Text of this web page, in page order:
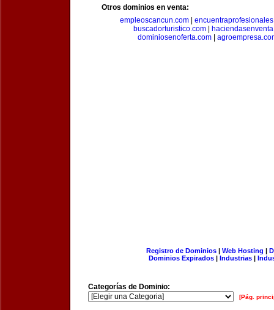
Otros dominios en venta:
empleoscancun.com
buscadorturistico.com|
dominiosenoferta.com
Registro de Dominios| Web Hosting |
Dominios Expirados | Industrias |
Categorías de Dominio:
[Pág.